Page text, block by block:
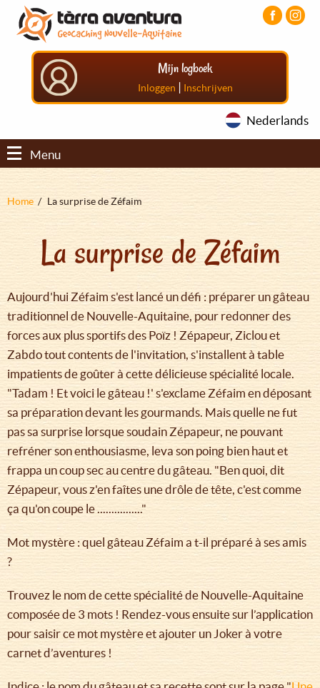
Overslaan
naar
Aller
menu
principal
Aller
pied
Mijn logboek
Inloggen | Inschrijven
Nederlands
Menu
Kruimelpad
Home La surprise de Zéfaim
La surprise de Zéfaim
Aujourd'hui Zéfaim s'est lancé un défi : préparer un gâteau
traditionnel de Nouvelle-Aquitaine, pour redonner des
forces aux plus sportifs des Poïz ! Zépapeur, Ziclou et
Zabdo tout contents de l'invitation, s'installent à table
impatients de goûter à cette délicieuse spécialité locale.
"Tadam ! Et voici le gâteau !' s'exclame Zéfaim en déposant
sa préparation devant les gourmands. Mais quelle ne fut
pas sa surprise lorsque soudain Zépapeur, ne pouvant
refréner son enthousiasme, leva son poing bien haut et
frappa un coup sec au centre du gâteau. "Ben quoi, dit
Zépapeur, vous z'en faîtes une drôle de tête, c'est comme
ça qu'on coupe le ................"
Mot mystère : quel gâteau Zéfaim a t-il préparé à ses amis
?
Trouvez le nom de cette spécialité de Nouvelle-Aquitaine
composée de 3 mots ! Rendez-vous ensuite sur l’application
pour saisir ce mot mystère et ajouter un Joker à votre
carnet d’aventures !